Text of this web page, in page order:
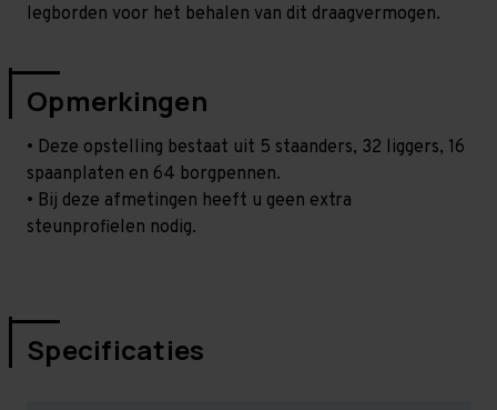
legborden voor het behalen van dit draagvermogen.
Opmerkingen
• Deze opstelling bestaat uit 5 staanders, 32 liggers, 16
spaanplaten en 64 borgpennen.
• Bij deze afmetingen heeft u geen extra
steunprofielen nodig.
Specificaties